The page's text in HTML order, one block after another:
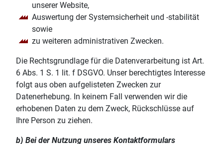
unserer Website,
Auswertung der Systemsicherheit und -stabilität
sowie
zu weiteren administrativen Zwecken.
Die Rechtsgrundlage für die Datenverarbeitung ist Art.
6 Abs. 1 S. 1 lit. f DSGVO. Unser berechtigtes Interesse
folgt aus oben aufgelisteten Zwecken zur
Datenerhebung. In keinem Fall verwenden wir die
erhobenen Daten zu dem Zweck, Rückschlüsse auf
Ihre Person zu ziehen.
b) Bei der Nutzung unseres Kontaktformulars